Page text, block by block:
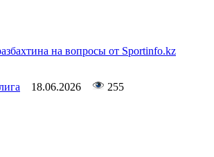
на вопросы от Sportinfo.kz
18.06.2026 255